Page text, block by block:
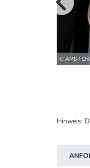
© AMS /
Hinweis: